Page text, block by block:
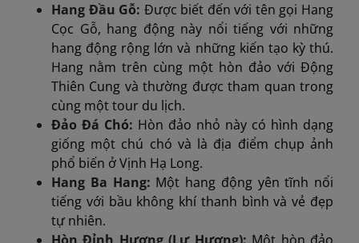
Hang Đầu Gỗ: Được biết đến với tên gọi Hang
Cọc Gỗ, hang động này nổi tiếng với những
hang động rộng lớn và những kiến tạo kỳ thú.
Hang nằm trên cùng một hòn đảo với Động
Thiên Cung và thường được tham quan trong
cùng một tour du lịch.
Đảo Đá Chó: Hòn đảo nhỏ này có hình dạng
giống một chú chó và là địa điểm chụp ảnh
phổ biến ở Vịnh Hạ Long.
Hang Ba Hang: Một hang động yên tĩnh nổi
tiếng với bầu không khí thanh bình và vẻ đẹp
tự nhiên.